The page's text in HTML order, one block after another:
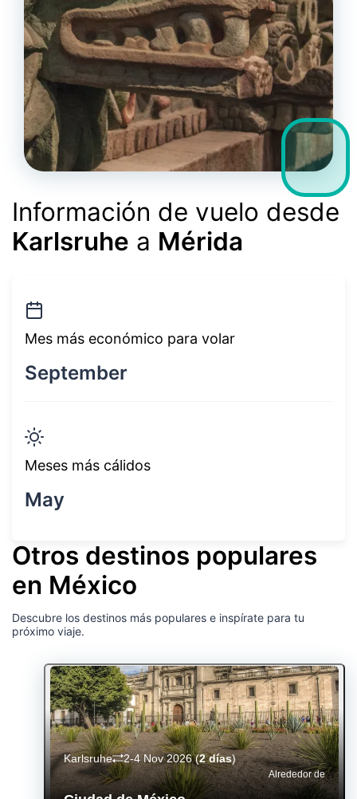
Información de vuelo desde
Karlsruhe a Mérida
Mes más económico para volar
September
Meses más cálidos
May
Otros destinos populares
en México
Descubre los destinos más populares e inspírate para tu
próximo viaje.
Alrededor de
Karlsruhe 2-4 Nov 2026(2 días)